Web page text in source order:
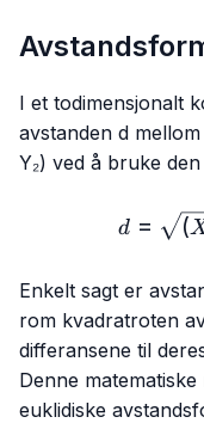
I et todimensjonalt
avstanden d
Y₂) ved å bruke
d = (
Enkelt sagt er
rom kvadratroten
differansene til
Denne
euklidiske